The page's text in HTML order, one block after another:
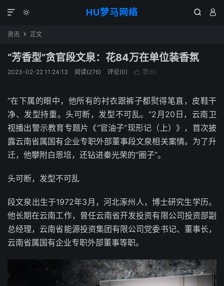
HU梦马网络
  

资讯  正文
“芳香型”贪官段文泉：花84万在单位装香氛
2023-02-22 11:24:13 阅读(276) 评论(0)  赞(0)
“在下属的眼中，他所有的衬衣跟裤子都熨得笔直，皮鞋干
净、发型持重。头可断，发型不可乱。”2月20日，云南卫
视播出警示教育专题片《“官油子”现形记（上）》，首次披
露云南省属国有企业专职外部董事段文泉相关案情。为了升
迁，他攀附白恩培，还钻进秦光荣的“圈子”。
头可断，发型不可乱
段文泉出生于1972年3月，河北涿州人，博士研究生学历。
他长期在云南工作，曾任云南省开发投资有限公司投资部副
总经理，云南省能源投资集团有限公司党委书记、董事长，
云南省属国有企业专职外部董事等职。